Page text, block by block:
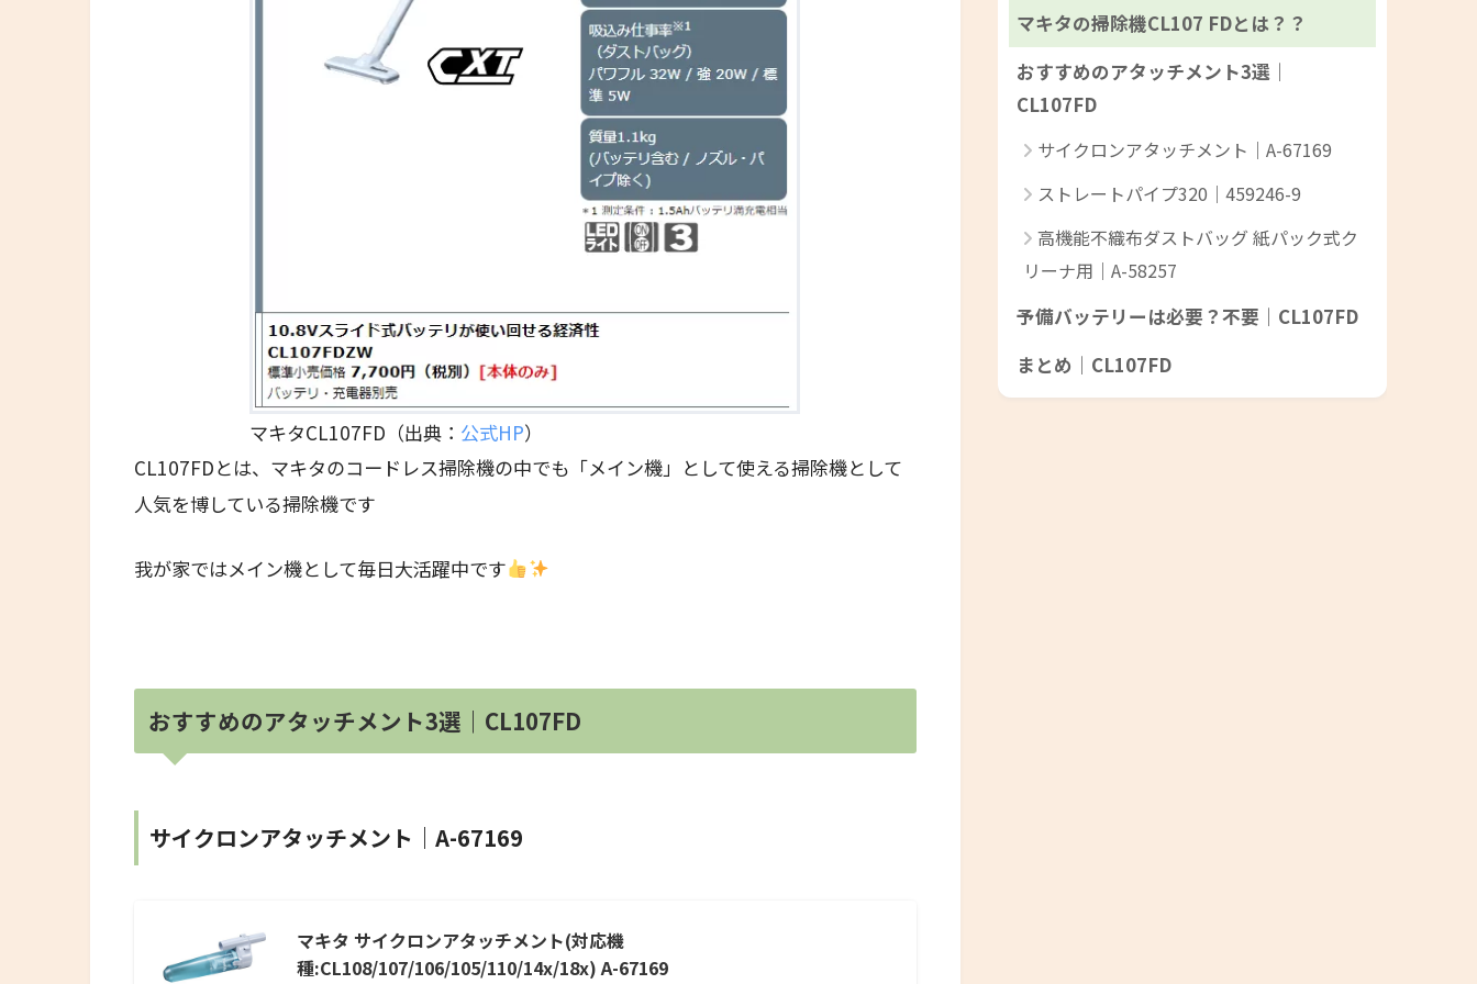
マキタCL107FD（出典： 公式HP）
CL107FDとは、マキタのコードレス掃除機の中でも「メイン機」として使える掃除機として
人気を博している掃除機です
我が家ではメイン機として毎日大活躍中です
おすすめのアタッチメント3選｜ CL107FD
サイクロンアタッチメント｜A-67169
マキタ サイクロンアタッチメント(対応機
種:CL108/107/106/105/110/14x/18x) A-67169
マキタの掃除機CL107 FDとは？？
おすすめのアタッチメント3選｜
CL107FD
サイクロンアタッチメント｜A-67169
ストレートパイプ320｜459246-9
高機能不織布ダストバッグ 紙パック式ク
リーナ用｜A-58257
予備バッテリーは必要？不要｜CL107FD
まとめ｜CL107FD